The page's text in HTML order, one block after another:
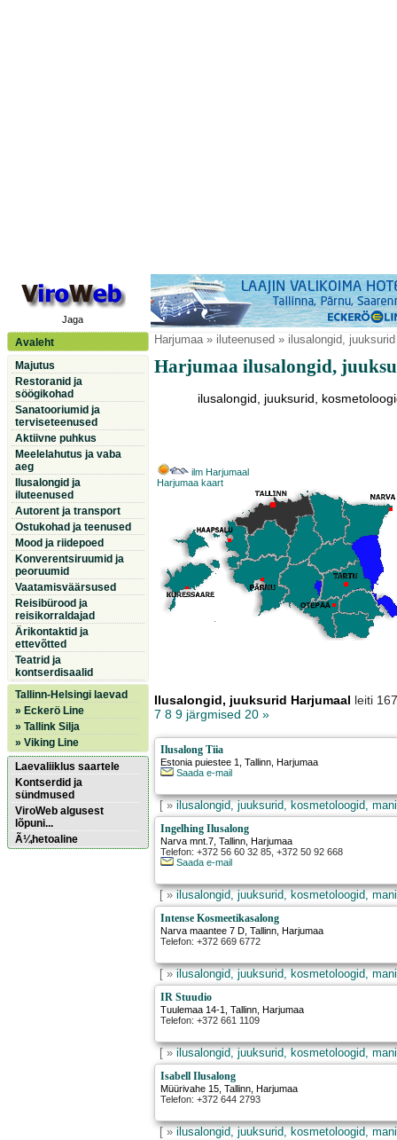
Jaga
Avaleht
Majutus
Restoranid ja
söögikohad
Sanatooriumid ja
terviseteenused
Aktiivne puhkus
Meelelahutus ja vaba
aeg
Ilusalongid ja
iluteenused
Autorent ja transport
Ostukohad ja teenused
Mood ja riidepoed
Konverentsiruumid ja
peoruumid
Vaatamisväärsused
Reisibürood ja
reisikorraldajad
Ärikontaktid ja
ettevõtted
Teatrid ja
kontserdisaalid
Tallinn-Helsingi laevad
» Eckerö Line
» Tallink Silja
» Viking Line
Laevaliiklus saartele
Kontserdid ja
sündmused
ViroWeb algusest
lõpuni...
Ã¼hetoaline
Harjumaa» iluteenused » ilusalongid, juuksurid
Harjumaa ilusalongid,
ilusalongid, juuksurid,
ilm Harjumaal
Harjumaa kaart
Ilusalongid, juuksurid Harjumaal leiti
7 8 9 järgmised 20 »
Ilusalong Tiia
Estonia puiestee 1 ,Tallinn , Harjumaa
Saada e-mail
[ »ilusalongid, juuksurid, kosmetoloogid,
Ingelhing Ilusalong
Narva mnt.7 ,Tallinn , Harjumaa
Telefon: +372 56 60 32 85, +372 50 92 668
Saada e-mail
[ »ilusalongid, juuksurid, kosmetoloogid,
Intense Kosmeetikasalong
Narva maantee 7 D ,Tallinn , Harjumaa
Telefon: +372 669 6772
[ »ilusalongid, juuksurid, kosmetoloogid,
IR Stuudio
Tuulemaa 14-1 ,Tallinn , Harjumaa
Telefon: +372 661 1109
[ »ilusalongid, juuksurid, kosmetoloogid,
Isabell Ilusalong
Müürivahe 15 ,Tallinn , Harjumaa
Telefon: +372 644 2793
[ »ilusalongid, juuksurid, kosmetoloogid,